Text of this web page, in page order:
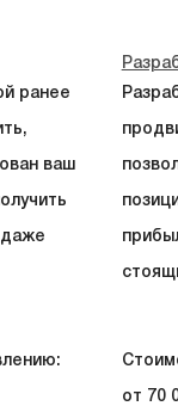
ранее
ваш
от 70